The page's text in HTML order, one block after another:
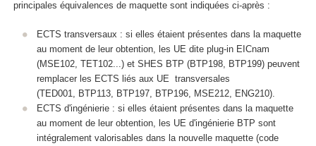
principales équivalences de maquette sont indiquées ci-après :
ECTS transversaux : si elles étaient présentes dans la maquette
au moment de leur obtention, les UE dite plug-in EICnam
(MSE102, TET102...) et SHES BTP (BTP198, BTP199) peuvent
remplacer les ECTS liés aux UE transversales
(TED001, BTP113, BTP197, BTP196, MSE212, ENG210).
ECTS d'ingénierie : si elles étaient présentes dans la maquette
au moment de leur obtention, les UE d'ingénierie BTP sont
intégralement valorisables dans la nouvelle maquette (code